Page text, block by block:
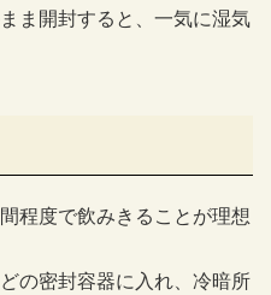
ま開封すると、一気に湿気
程度で飲みきることが理想
の密封容器に入れ、冷暗所